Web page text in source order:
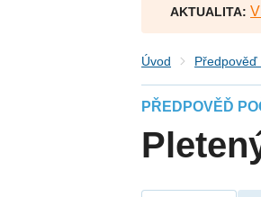
AKTUALITA:
Úvod Předpověď
PŘEDPOVĚĎ